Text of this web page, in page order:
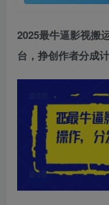
2025最牛逼影视搬
台，挣创作者分成